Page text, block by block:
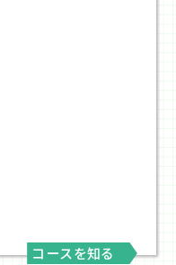
コースを知る